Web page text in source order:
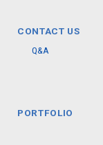
CONTACT US
Q&A
PORTFOLIO